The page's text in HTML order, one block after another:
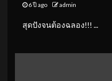
6 ปี ago admin
สุดปังจนต้องฉลอง!!! ...